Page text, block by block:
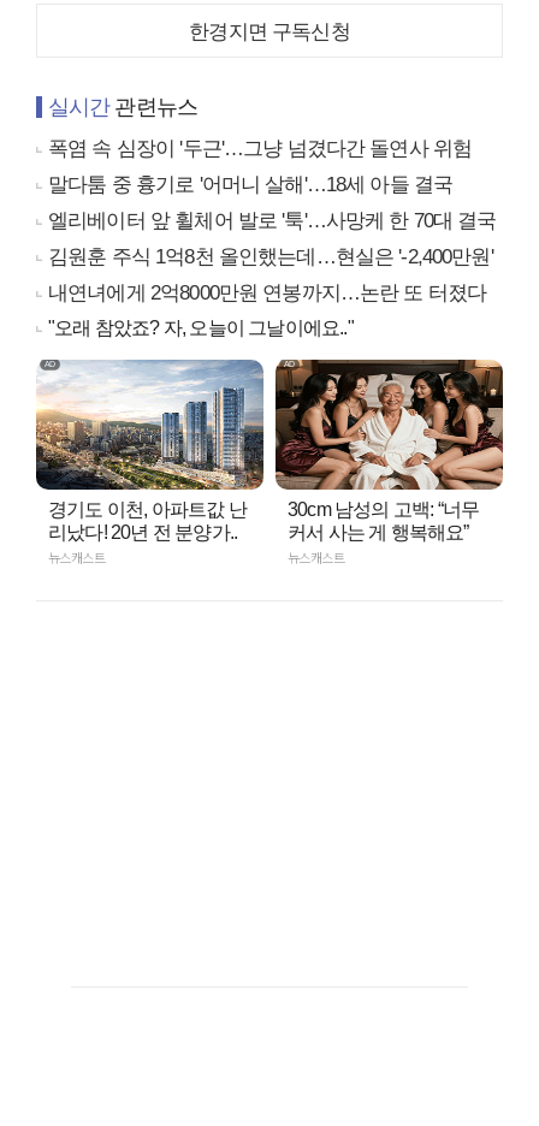
한경지면 구독신청
실시간관련뉴스
폭염 속 심장이 '두근'…그냥 넘겼다간 돌연사 위험
말다툼 중 흉기로 '어머니 살해'…18세 아들 결국
엘리베이터 앞 휠체어 발로 '툭'…사망케 한 70대 결국
김원훈 주식 1억8천 올인했는데…현실은 '-2,400만원'
내연녀에게 2억8000만원 연봉까지…논란 또 터졌다
"오래 참았죠? 자, 오늘이 그날이에요.."
경기도 이천, 아파트값 난
리났다! 20년 전 분양가..
뉴스캐스트
30cm 남성의 고백: “너무
커서 사는 게 행복해요”
뉴스캐스트